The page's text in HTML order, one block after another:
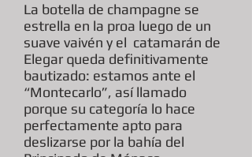
La botella de champagne se
estrella en la proa luego de un
suave vaivén y el catamarán de
Elegar queda definitivamente
bautizado: estamos ante el
“Montecarlo”, así llamado
porque su categoría lo hace
perfectamente apto para
deslizarse por la bahía del